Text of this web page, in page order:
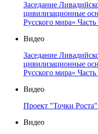
Заседание
цивилизационные
Русского мира» Часть
Видео
Заседание
цивилизационные
Русского мира» Часть
Видео
Проект "Точки Роста"
Видео